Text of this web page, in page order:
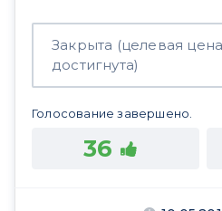
Закрыта (целевая цена
достигнута)
Голосование завершено.
36